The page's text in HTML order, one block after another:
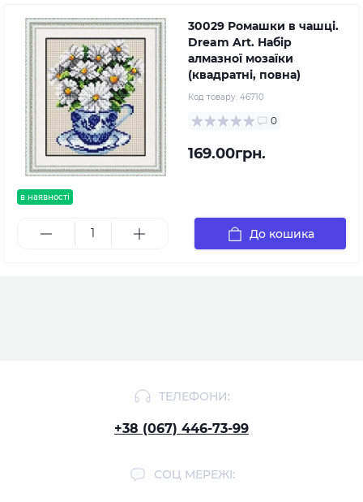
в наявності
30029 Ромашки в чашці.
Dream Art. Набір
алмазної мозаїки
(квадратні, повна)
Код товару: 46710
0
169.00грн.
До кошика
ТЕЛЕФОНИ:
+38 (067) 446-73-99
СОЦ МЕРЕЖІ: